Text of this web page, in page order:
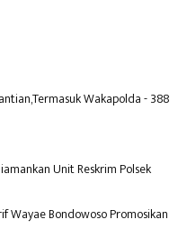
Wakapolda- 388
Unit Reskrim Polsek
Wayae Bondowoso Promosikan